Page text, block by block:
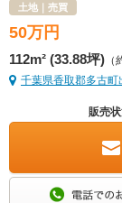
土地｜売買
50万 円
112m² (33.88坪)
千葉県香取郡多古町
販売